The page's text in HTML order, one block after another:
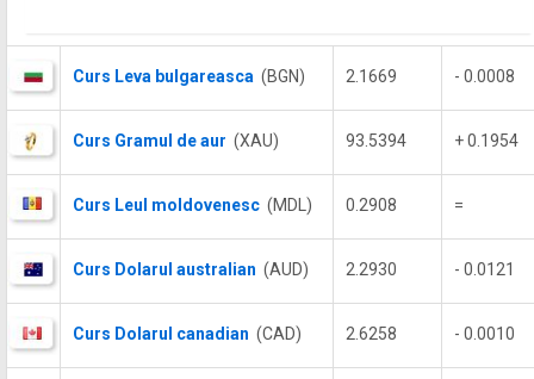
Curs Leva bulgareasca (BGN) 2.1669 - 0.0008
Curs Gramul de aur (XAU) 93.5394 + 0.1954
Curs Leul moldovenesc (MDL) 0.2908 =
Curs Dolarul australian (AUD) 2.2930 - 0.0121
Curs Dolarul canadian (CAD) 2.6258 - 0.0010